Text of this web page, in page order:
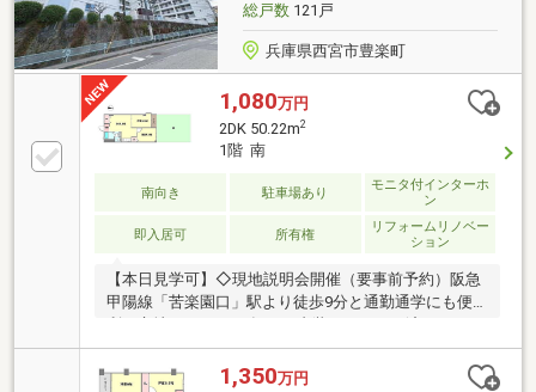
総戸数121戸
兵庫県西宮市豊楽町
1,080万円
2DK 50.22m2
1階 南
南向き 駐車場あり
モニタ付インターホ
ン
即入居可 所有権
リフォームリノベー
ション
【本日見学可】◇現地説明会開催（要事前予約）阪急
甲陽線「苦楽園口」駅より徒歩9分と通勤通学にも便
にご入居可能です。
1,350万円